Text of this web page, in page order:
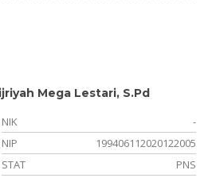
Mega Lestari, S.Pd
NIK
-
NIP
199406112020122005
STAT
PNS